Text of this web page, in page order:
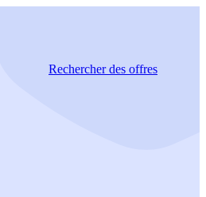
Rechercherdes offres